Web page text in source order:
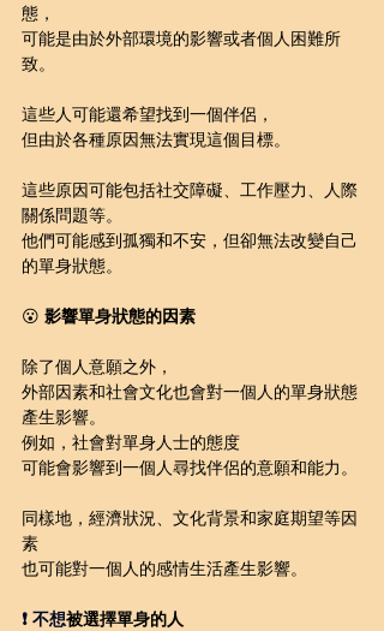
態，
可能是由於外部環境的影響或者個人困難所
致。
這些人可能還希望找到一個伴侶，
但由於各種原因無法實現這個目標。
這些原因可能包括社交障礙、工作壓力、人際
關係問題等。
他們可能感到孤獨和不安，但卻無法改變自己
的單身狀態。
😮 影響單身狀態的因素
除了個人意願之外，
外部因素和社會文化也會對一個人的單身狀態
產生影響。
例如，社會對單身人士的態度
可能會影響到一個人尋找伴侶的意願和能力。
同樣地，經濟狀況、文化背景和家庭期望等因
素
也可能對一個人的感情生活產生影響。
❗️ 不想被選擇單身的人